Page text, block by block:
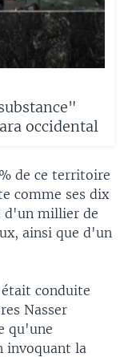
occidental
de ce territoire
comme ses dix
d'un millier de
ainsi que d'un
était conduite
Nasser
qu'une
invoquant la